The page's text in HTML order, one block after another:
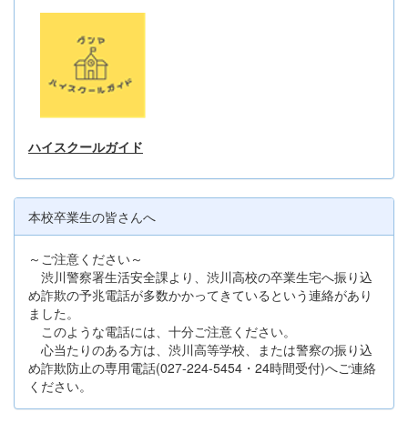
ハイスクールガイド
本校卒業生の皆さんへ
～ご注意ください～
渋川警察署生活安全課より、渋川高校の卒業生宅へ振り込
め詐欺の予兆電話が多数かかってきているという連絡があり
ました。
このような電話には、十分ご注意ください。
心当たりのある方は、渋川高等学校、または警察の振り込
め詐欺防止の専用電話(027-224-5454・24時間受付)へご連絡
ください。